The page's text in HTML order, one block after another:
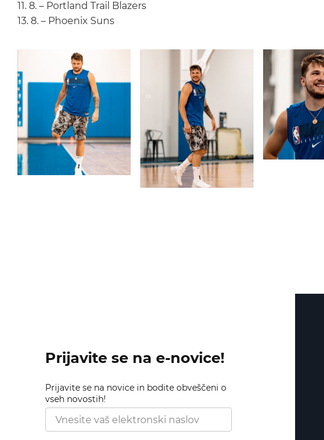
11. 8. – Portland Trail Blazers
13. 8. – Phoenix Suns
Prijavite se na e-novice!
Prijavite se na novice in bodite obveščeni o
vseh novostih!